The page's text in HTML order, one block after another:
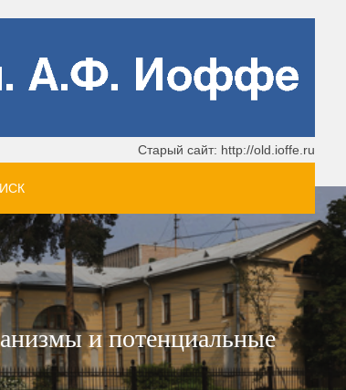
Старый сайт: http://old.ioffe.ru
и потенциальные